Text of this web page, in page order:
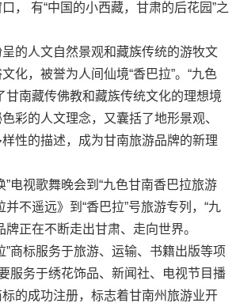
， 有“中国的小西藏，甘肃的后花园”之
人文自然景观和藏族传统的游牧文
化，被誉为人间仙境“香巴拉”。“九色
甘南藏传佛教和藏族传统文化的理想境
彩的人文理念，又囊括了地形景观、
性的描述，成为甘南旅游品牌的新理
视歌舞晚会到“九色甘南香巴拉旅游
并不遥远》到“香巴拉”号旅游专列，“九
牌正在不断走出甘肃、走向世界。
标服务于旅游、运输、书籍出版等项
服务于绣花饰品、新闻社、电视节目播
的成功注册，标志着甘南州旅游业开